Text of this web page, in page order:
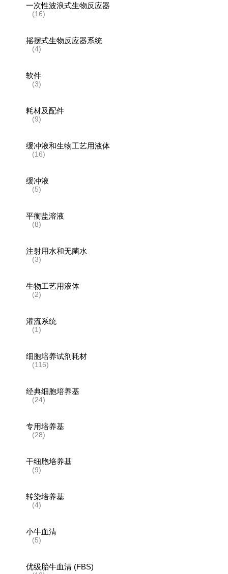
一次性波浪式生物反应器
(16)
摇摆式生物反应器系统
(4)
软件
(3)
耗材及配件
(9)
缓冲液和生物工艺用液体
(16)
缓冲液
(5)
平衡盐溶液
(8)
注射用水和无菌水
(3)
生物工艺用液体
(2)
灌流系统
(1)
细胞培养试剂耗材
(116)
经典细胞培养基
(24)
专用培养基
(28)
干细胞培养基
(9)
转染培养基
(4)
小牛血清
(5)
优级胎牛血清 (FBS)